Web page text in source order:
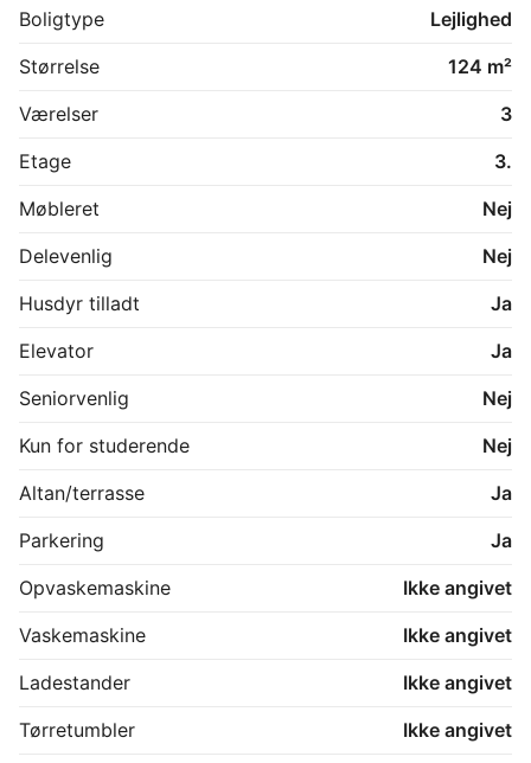
HUSDYR: I princippet er det ikke tilladt at holde
husdyr, men ved indflytning må man medtage 1 kat,
men man må ikke anskaffe sig en ny kat, når den dør.
Fællesvaskeri
Carporte udlejes efter venteliste.
Der er fælles parkeringsplads. Der må kun parkeres i
båse
Da området er på regeringens forebyggelsesliste,
kræves der ren straffeattest ved indflytning.
Og lejere i beskæftigelse har fortrinsret.
Boligtype
Lejlighed
Størrelse
124 m²
Værelser
3
Etage
3.
Møbleret
Nej
Delevenlig
Nej
Husdyr tilladt
Ja
Elevator
Ja
Seniorvenlig
Nej
Kun for studerende
Nej
Altan/terrasse
Ja
Parkering
Ja
Opvaskemaskine
Ikke angivet
Vaskemaskine
Ikke angivet
Ladestander
Ikke angivet
Tørretumbler
Ikke angivet